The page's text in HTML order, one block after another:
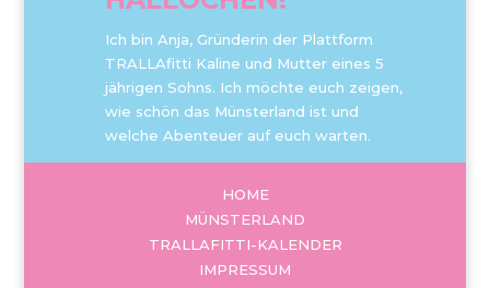
Ich bin Anja, Gründerin der Plattform
TRALLAfitti Kaline und Mutter eines 5
jährigen Sohns. Ich möchte euch zeigen,
wie schön das Münsterland ist und
welche Abenteuer auf euch warten.
HOME
MÜNSTERLAND
TRALLAFITTI-KALENDER
IMPRESSUM